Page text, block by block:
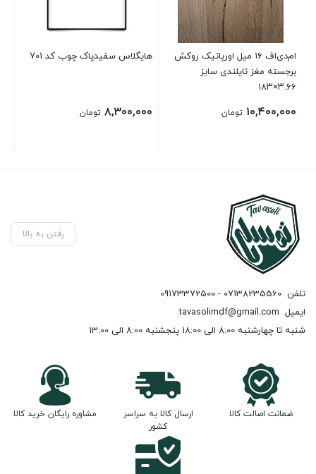
ام‌دی‌اف ۱۶ میل اورپاتیک روکش
برجسته مغز تایلندی سایز
۳.۶۶×۱۸۳
۱۰,۴۰۰,۰۰۰ تومان
هایگلاس سفیدپاک چوب کد 701
۸,۳۰۰,۰۰۰ تومان
رفتن به بالا
تلفن 07138235560 - 09173372500
ایمیل tavasolimdf@gmail.com
شنبه تا چهارشنبه 8:00 الی 18:00 پنجشنبه 8:00 الی 13:00
ضمانت اصالت کالا
ارسال کالا به سراسر
کشور
مشاوره رایگان خرید کالا